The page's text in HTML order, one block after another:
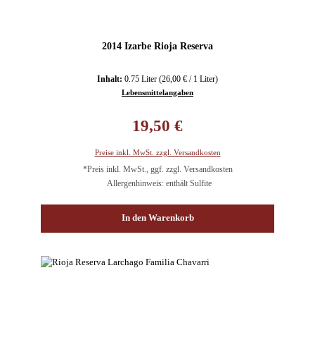
2014 Izarbe Rioja Reserva
Inhalt: 0.75 Liter (26,00 € / 1 Liter)
Lebensmittelangaben
19,50 €
Preise inkl. MwSt. zzgl. Versandkosten
*Preis inkl. MwSt., ggf. zzgl. Versandkosten
Allergenhinweis: enthält Sulfite
In den Warenkorb